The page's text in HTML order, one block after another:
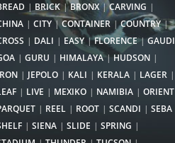
BRICK BRONX
CARVING
CITY CONTAINER
COUNTRY
DALI EASY FLORENCE
GAUDI
GURU HIMALAYA
HUDSON
JEPOLO KALI KERALA
LAGER
LIVE MEXIKO NAMIBIA
ORIENT
REEL ROOT SCANDI
SEBA
SIENA SLIDE
SPRING